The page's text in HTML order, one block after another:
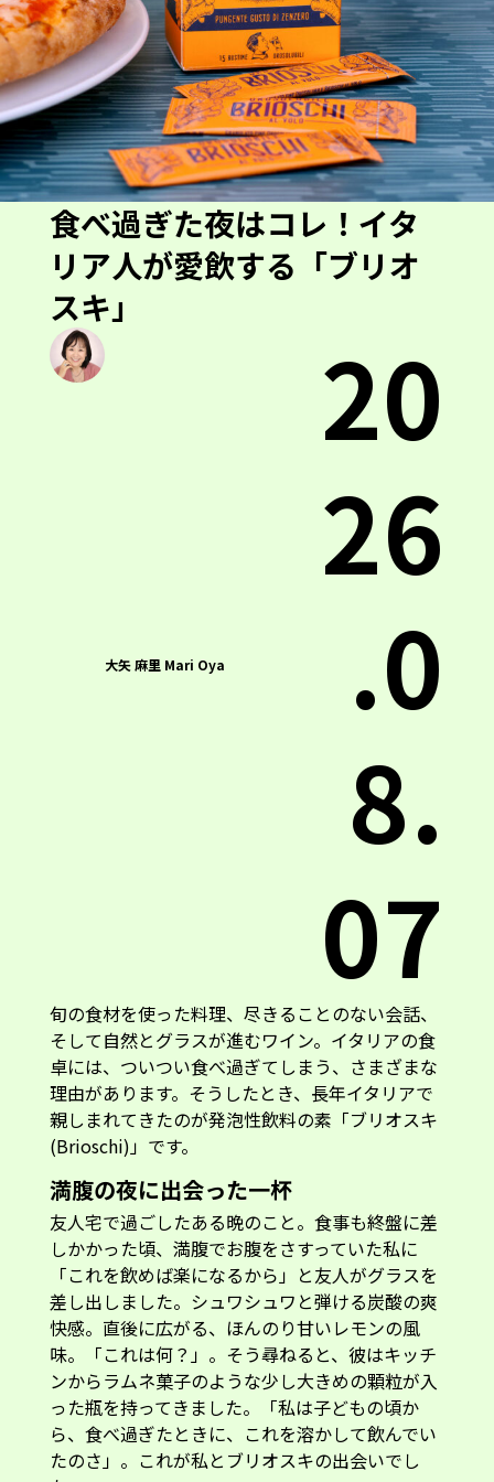
食べ過ぎた夜はコレ！イタ
リア人が愛飲する「ブリオ
スキ」
大矢 麻里 Mari Oya
20
26
.0
8.
07
旬の食材を使った料理、尽きることのない会話、
そして自然とグラスが進むワイン。イタリアの食
卓には、ついつい食べ過ぎてしまう、さまざまな
理由があります。そうしたとき、長年イタリアで
親しまれてきたのが発泡性飲料の素「ブリオスキ
(Brioschi)」です。
満腹の夜に出会った一杯
友人宅で過ごしたある晩のこと。食事も終盤に差
しかかった頃、満腹でお腹をさすっていた私に
「これを飲めば楽になるから」と友人がグラスを
差し出しました。シュワシュワと弾ける炭酸の爽
快感。直後に広がる、ほんのり甘いレモンの風
味。「これは何？」。そう尋ねると、彼はキッチ
ンからラムネ菓子のような少し大きめの顆粒が入
った瓶を持ってきました。「私は子どもの頃か
ら、食べ過ぎたときに、これを溶かして飲んでい
たのさ」。これが私とブリオスキの出会いでし